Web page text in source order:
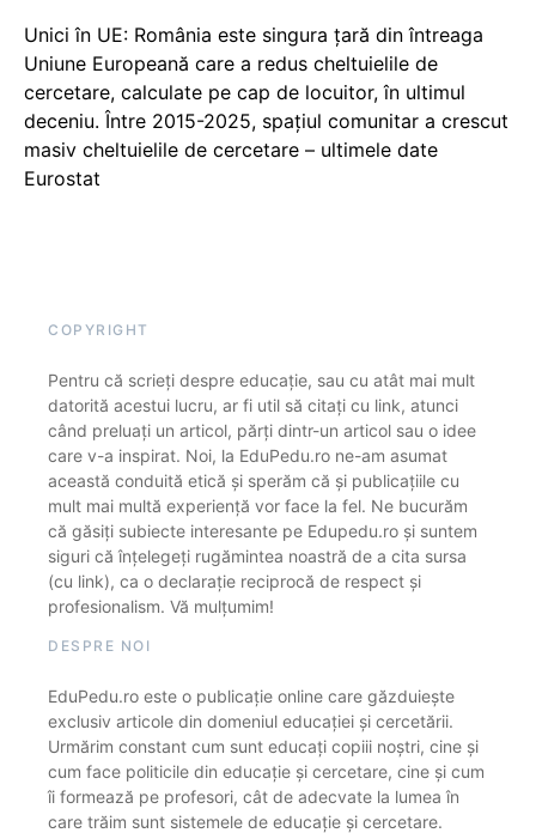
Unici în UE: România este singura țară din întreaga
Uniune Europeană care a redus cheltuielile de
cercetare, calculate pe cap de locuitor, în ultimul
deceniu. Între 2015-2025, spațiul comunitar a crescut
masiv cheltuielile de cercetare – ultimele date
Eurostat
COPYRIGHT
Pentru că scrieți despre educație, sau cu atât mai mult
datorită acestui lucru, ar fi util să citați cu link, atunci
când preluați un articol, părți dintr-un articol sau o idee
care v-a inspirat. Noi, la EduPedu.ro ne-am asumat
această conduită etică și sperăm că și publicațiile cu
mult mai multă experiență vor face la fel. Ne bucurăm
că găsiți subiecte interesante pe Edupedu.ro și suntem
siguri că înțelegeți rugămintea noastră de a cita sursa
(cu link), ca o declarație reciprocă de respect și
profesionalism. Vă mulțumim!
DESPRE NOI
EduPedu.ro este o publicație online care găzduiește
exclusiv articole din domeniul educației și cercetării.
Urmărim constant cum sunt educați copiii noștri, cine și
cum face politicile din educație și cercetare, cine și cum
îi formează pe profesori, cât de adecvate la lumea în
care trăim sunt sistemele de educație și cercetare.